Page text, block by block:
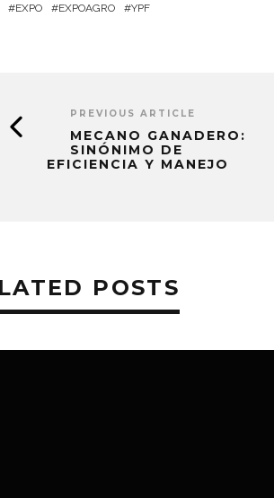
EXPO EXPOAGRO YPF
PREVIOUS ARTICLE
MECANO GANADERO:
SINÓNIMO DE
EFICIENCIA Y MANEJO
POSTS